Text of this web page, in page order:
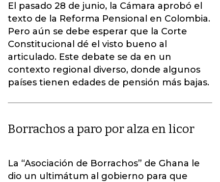
El pasado 28 de junio, la Cámara aprobó el
texto de la Reforma Pensional en Colombia.
Pero aún se debe esperar que la Corte
Constitucional dé el visto bueno al
articulado. Este debate se da en un
contexto regional diverso, donde algunos
países tienen edades de pensión más bajas.
Borrachos a paro por alza en licor
La “Asociación de Borrachos” de Ghana le
dio un ultimátum al gobierno para que